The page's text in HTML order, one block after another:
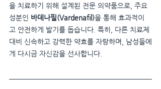
을 치료하기 위해 설계된 전문 의약품으로, 주요
성분인 바데나필(Vardenafil)을 통해 효과적이
고 안전하게 발기를 돕습니다. 특히, 다른 치료제
대비 신속하고 강력한 약효를 자랑하며, 남성들에
게 다시금 자신감을 선사합니다.